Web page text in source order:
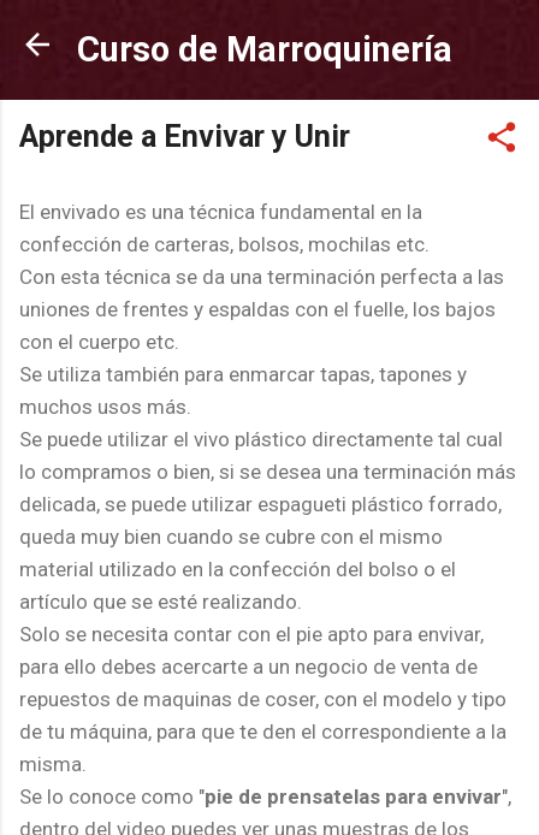
Ir al contenido principal
Curso de Marroquinería
Aprende a Envivar y Unir
El envivado es una técnica fundamental en la
confección de carteras, bolsos, mochilas etc.
Con esta técnica se da una terminación perfecta a las
uniones de frentes y espaldas con el fuelle, los bajos
con el cuerpo etc.
Se utiliza también para enmarcar tapas, tapones y
muchos usos más.
Se puede utilizar el vivo plástico directamente tal cual
lo compramos o bien, si se desea una terminación más
delicada, se puede utilizar espagueti plástico forrado,
queda muy bien cuando se cubre con el mismo
material utilizado en la confección del bolso o el
artículo que se esté realizando.
Solo se necesita contar con el pie apto para envivar,
para ello debes acercarte a un negocio de venta de
repuestos de maquinas de coser, con el modelo y tipo
de tu máquina, para que te den el correspondiente a la
misma.
Se lo conoce como "pie de prensatelas para envivar",
dentro del video puedes ver unas muestras de los